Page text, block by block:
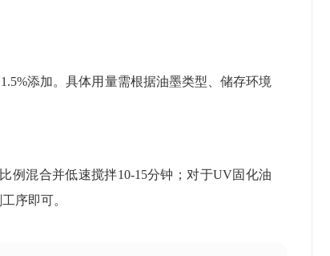
添加。具体用量需根据油墨类型、储存环境
例混合并低速搅拌10-15分钟；对于UV固化油
序即可。